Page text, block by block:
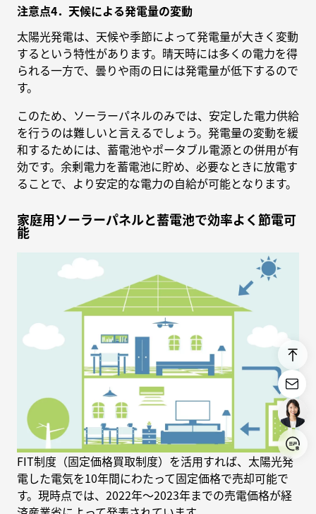
Login/Register
United States (English)
注意点4．天候による発電量の変動
太陽光発電は、天候や季節によって発電量が大きく変動
するという特性があります。晴天時には多くの電力を得
られる一方で、曇りや雨の日には発電量が低下するので
す。
このため、ソーラーパネルのみでは、安定した電力供給
を行うのは難しいと言えるでしょう。発電量の変動を緩
和するためには、蓄電池やポータブル電源との併用が有
効です。余剰電力を蓄電池に貯め、必要なときに放電す
ることで、より安定的な電力の自給が可能となります。
家庭用ソーラーパネルと蓄電池で効率よく節電可
能
FIT制度（固定価格買取制度）を活用すれば、太陽光発
電した電気を10年間にわたって固定価格で売却可能で
す。現時点では、2022年〜2023年までの売電価格が経